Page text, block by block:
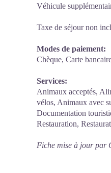
Véhicule
Taxe de séjour non
Modes de paiement:
Chèque, Carte
Services:
Animaux acceptés,
vélos, Animaux avec
Documentation
Restauration,
Fiche mise à jour par